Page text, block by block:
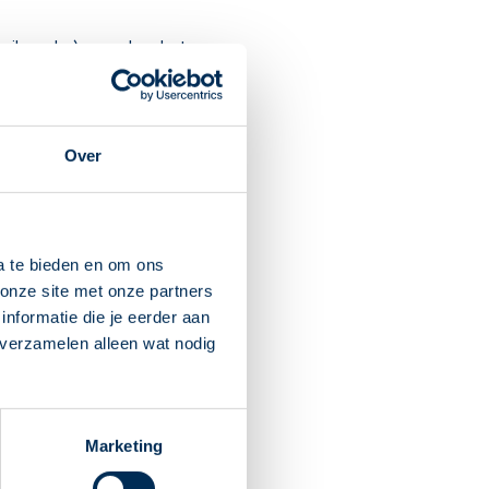
Over
te bieden en om ons
site met onze partners
die je eerder aan
alleen wat nodig
Marketing
waardoor het
ophoesten.
duizelig zijn en hoofdpijn.
veilig gebruiken